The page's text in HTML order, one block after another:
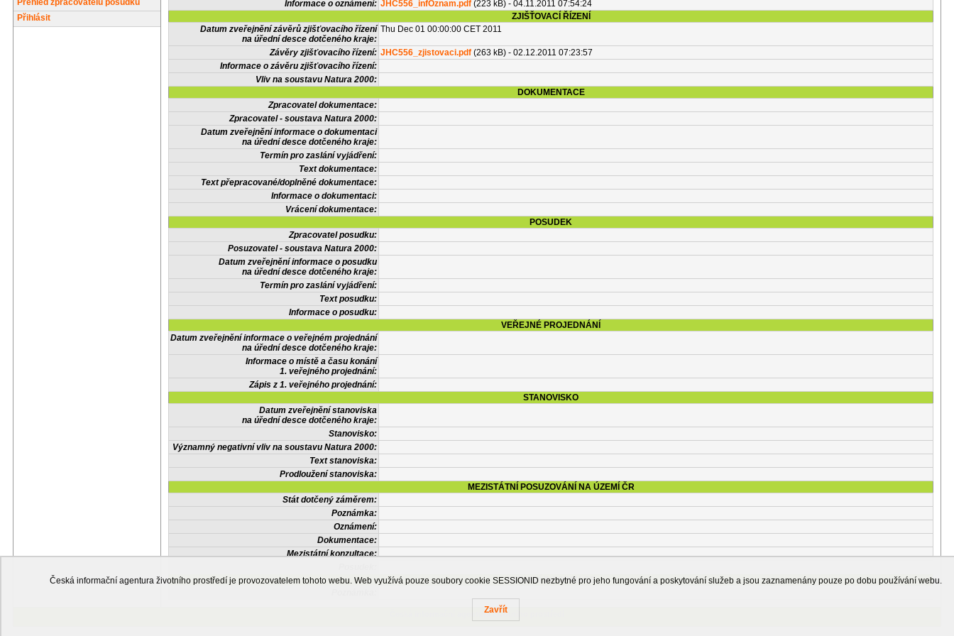
Přehled zpracovatelů posudků
Přihlásit
Informace o oznámení: JHC556_infOznam.pdf (223 kB) - 04.11.2011 07:54:24
ZJIŠŤOVACÍ ŘÍZENÍ
Datum zveřejnění závěrů zjišťovacího řízení
na úřední desce dotčeného kraje:
Thu Dec 01 00:00:00 CET 2011
Závěry zjišťovacího řízení: JHC556_zjistovaci.pdf (263 kB) - 02.12.2011 07:23:57
Informace o závěru zjišťovacího řízení:
Vliv na soustavu Natura 2000:
DOKUMENTACE
Zpracovatel dokumentace:
Zpracovatel - soustava Natura 2000:
Datum zveřejnění informace o dokumentaci
na úřední desce dotčeného kraje:
Termín pro zaslání vyjádření:
Text dokumentace:
Text přepracované/doplněné dokumentace:
Informace o dokumentaci:
Vrácení dokumentace:
POSUDEK
Zpracovatel posudku:
Posuzovatel - soustava Natura 2000:
Datum zveřejnění informace o posudku
na úřední desce dotčeného kraje:
Termín pro zaslání vyjádření:
Text posudku:
Informace o posudku:
VEŘEJNÉ PROJEDNÁNÍ
Datum zveřejnění informace o veřejném projednání
na úřední desce dotčeného kraje:
Informace o místě a času konání
1. veřejného projednání:
Zápis z 1. veřejného projednání:
STANOVISKO
Datum zveřejnění stanoviska
na úřední desce dotčeného kraje:
Stanovisko:
Významný negativní vliv na soustavu Natura 2000:
Text stanoviska:
Prodloužení stanoviska:
MEZISTÁTNÍ POSUZOVÁNÍ NA ÚZEMÍ ČR
Stát dotčený záměrem:
Poznámka:
Oznámení:
Dokumentace:
Mezistátní konzultace:
OSTATNÍ INFORMACE
Česká informační agentura životního prostředí
Česká informační agentura životního prostředí je provozovatelem tohoto webu. Web využívá pouze soubory cookie SESSIONID nezbytné pro jeho fungování a poskytování služeb a jsou zaznamenány pouze po dobu používání webu.
Zavřít